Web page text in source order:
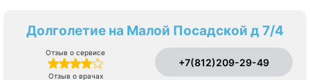
Долголетие на Малой Посадской д 7/4
Отзыв о сервисе
Отзыв о врачах
+7(812)209-29-49